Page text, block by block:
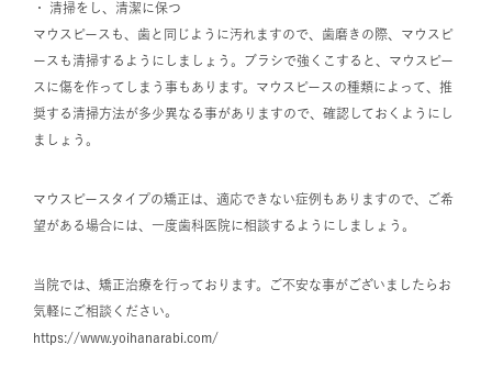
・ 清掃をし、清潔に保つ
マウスピースも、歯と同じように汚れますので、歯磨きの際、マウスピ
ースも清掃するようにしましょう。ブラシで強くこすると、マウスピー
スに傷を作ってしまう事もあります。マウスピースの種類によって、推
奨する清掃方法が多少異なる事がありますので、確認しておくようにし
ましょう。
マウスピースタイプの矯正は、適応できない症例もありますので、ご希
望がある場合には、一度歯科医院に相談するようにしましょう。
当院では、矯正治療を行っております。ご不安な事がございましたらお
気軽にご相談ください。
https://www.yoihanarabi.com/